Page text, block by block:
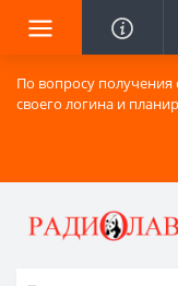
По вопросу
своего логина и